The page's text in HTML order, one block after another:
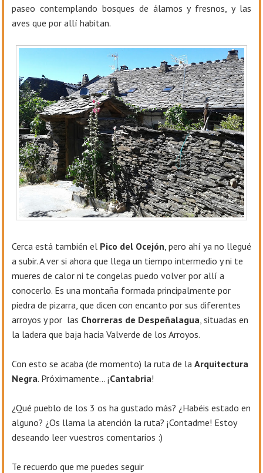
paseo contemplando bosques de álamos y fresnos, y las
aves que por allí habitan.
Cerca está también el Pico del Ocejón , pero ahí ya no llegué
a subir. A ver si ahora que llega un tiempo intermedio y ni te
mueres de calor ni te congelas puedo volver por allí a
conocerlo. Es una montaña formada principalmente por
piedra de pizarra, que dicen con encanto por sus diferentes
arroyos y por las Chorreras de Despeñalagua , situadas en
la ladera que baja hacia Valverde de los Arroyos.
Con esto se acaba (de momento) la ruta de la Arquitectura
Negra. Próximamente... ¡Cantabria!
¿Qué pueblo de los 3 os ha gustado más? ¿Habéis estado en
alguno? ¿Os llama la atención la ruta? ¡Contadme! Estoy
deseando leer vuestros comentarios :)
Te recuerdo que me puedes seguir